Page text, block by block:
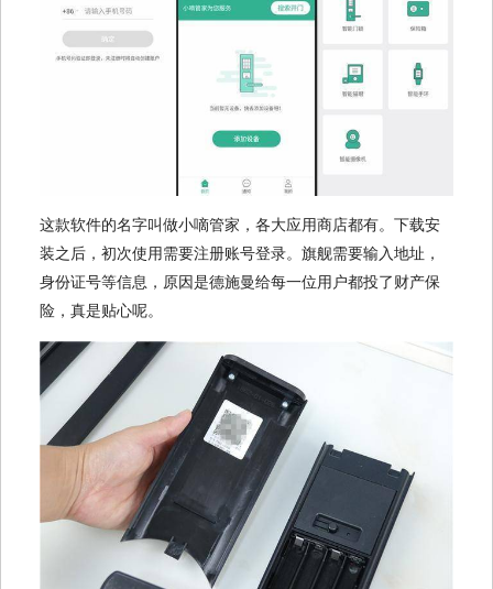
这款软件的名字叫做小嘀管家，各大应用商店都有。下载安
装之后，初次使用需要注册账号登录。旗舰需要输入地址，
身份证号等信息，原因是德施曼给每一位用户都投了财产保
险，真是贴心呢。